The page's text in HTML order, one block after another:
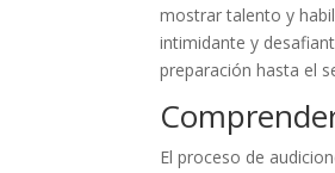
mostrar talento y
intimidante y
preparación hasta el
El proceso de